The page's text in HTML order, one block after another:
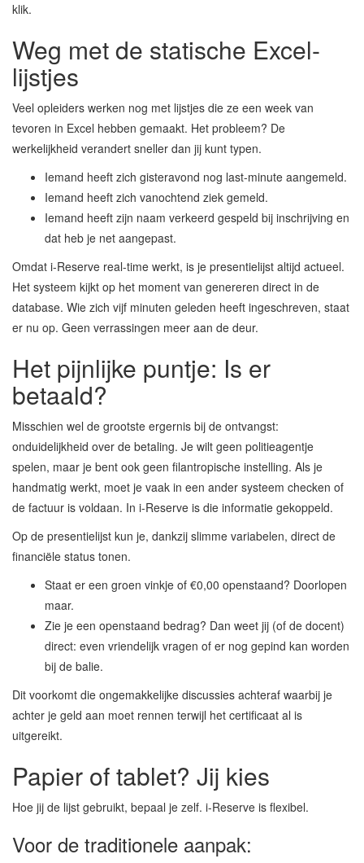
klik.
Weg met de statische Excel-
lijstjes
Veel opleiders werken nog met lijstjes die ze een week van
tevoren in Excel hebben gemaakt. Het probleem? De
werkelijkheid verandert sneller dan jij kunt typen.
Iemand heeft zich gisteravond nog last-minute aangemeld.
Iemand heeft zich vanochtend ziek gemeld.
Iemand heeft zijn naam verkeerd gespeld bij inschrijving en
dat heb je net aangepast.
Omdat i-Reserve real-time werkt, is je presentielijst altijd actueel.
Het systeem kijkt op het moment van genereren direct in de
database. Wie zich vijf minuten geleden heeft ingeschreven, staat
er nu op. Geen verrassingen meer aan de deur.
Het pijnlijke puntje: Is er
betaald?
Misschien wel de grootste ergernis bij de ontvangst:
onduidelijkheid over de betaling. Je wilt geen politieagentje
spelen, maar je bent ook geen filantropische instelling. Als je
handmatig werkt, moet je vaak in een ander systeem checken of
de factuur is voldaan. In i-Reserve is die informatie gekoppeld.
Op de presentielijst kun je, dankzij slimme variabelen, direct de
financiële status tonen.
Staat er een groen vinkje of €0,00 openstaand? Doorlopen
maar.
Zie je een openstaand bedrag? Dan weet jij (of de docent)
direct: even vriendelijk vragen of er nog gepind kan worden
bij de balie.
Dit voorkomt die ongemakkelijke discussies achteraf waarbij je
achter je geld aan moet rennen terwijl het certificaat al is
uitgereikt.
Papier of tablet? Jij kies
Hoe jij de lijst gebruikt, bepaal je zelf. i-Reserve is flexibel.
Voor de traditionele aanpak: